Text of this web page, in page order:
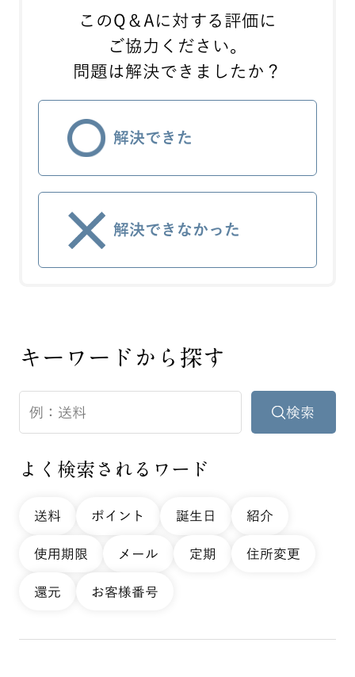
このQ＆Aに対する評価に
ご協力ください。
問題は解決できましたか？
解決できた
解決できなかった
キーワードから探す
よく検索されるワード
送料 ポイント 誕生日 紹介
使用期限 メール 定期 住所変更
還元 お客様番号